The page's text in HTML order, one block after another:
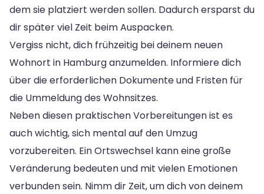
dem sie platziert werden sollen. Dadurch ersparst du
dir später viel Zeit beim Auspacken.
Vergiss nicht, dich frühzeitig bei deinem neuen
Wohnort in Hamburg anzumelden. Informiere dich
über die erforderlichen Dokumente und Fristen für
die Ummeldung des Wohnsitzes.
Neben diesen praktischen Vorbereitungen ist es
auch wichtig, sich mental auf den Umzug
vorzubereiten. Ein Ortswechsel kann eine große
Veränderung bedeuten und mit vielen Emotionen
verbunden sein. Nimm dir Zeit, um dich von deinem